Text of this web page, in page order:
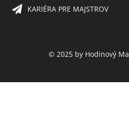
KARIÉRA PRE MAJSTROV​
© 2025 by Hodinový